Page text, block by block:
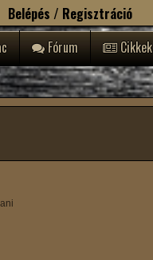
Belépés / Regisztráció
Fórum
Cikkek